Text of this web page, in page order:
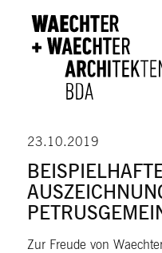
23.10.2019
Zur Freude von